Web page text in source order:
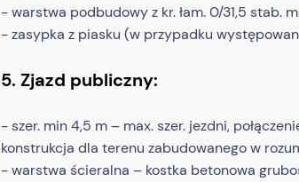
- warstwa podbudowy z kr. łam. 0/31,5 stab.
- zasypka z piasku (w przypadku
5. Zjazd publiczny:
- szer. min 4,5 m – max. szer. jezdni,
konstrukcja dla terenu zabudowanego w
- warstwa ścieralna – kostka betonowa